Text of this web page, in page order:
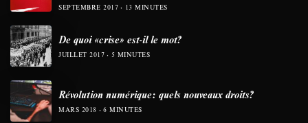
SEPTEMBRE 2017 13 MINUTES
De quoi «crise» est-il le mot?
JUILLET 2017 5 MINUTES
Révolution numérique: quels nouveaux droits?
MARS 2018 6 MINUTES